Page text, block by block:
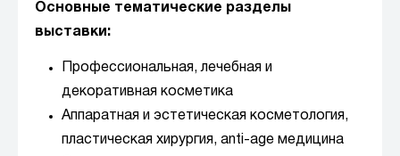
Основные тематические разделы
выставки:
Профессиональная, лечебная и
декоративная косметика
Аппаратная и эстетическая косметология,
пластическая хирургия, anti-age медицина